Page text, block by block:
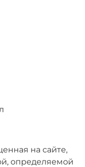
на сайте,
определяемой